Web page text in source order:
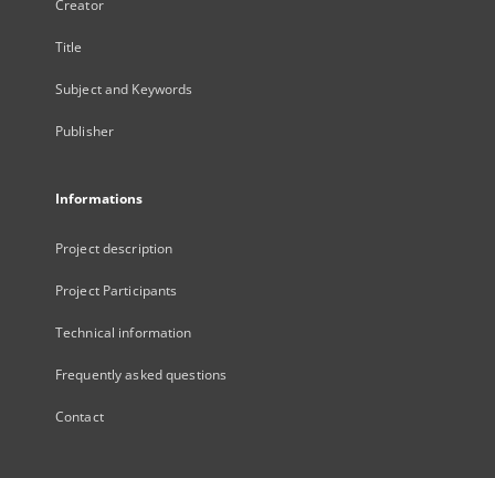
Creator
Title
Subject and Keywords
Publisher
Informations
Project description
Project Participants
Technical information
Frequently asked questions
Contact